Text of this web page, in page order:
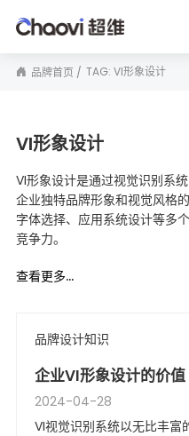
品牌首页 TAG: VI形象设计
VI形象设计
VI形象设计是通过视觉识别系
企业独特品牌形象和视觉风格
字体选择、应用系统设计等多
竞争力。
查看更多...
品牌设计知识
企业VI形象设计的价值
2024-04-28
VI视觉识别系统以无比丰富